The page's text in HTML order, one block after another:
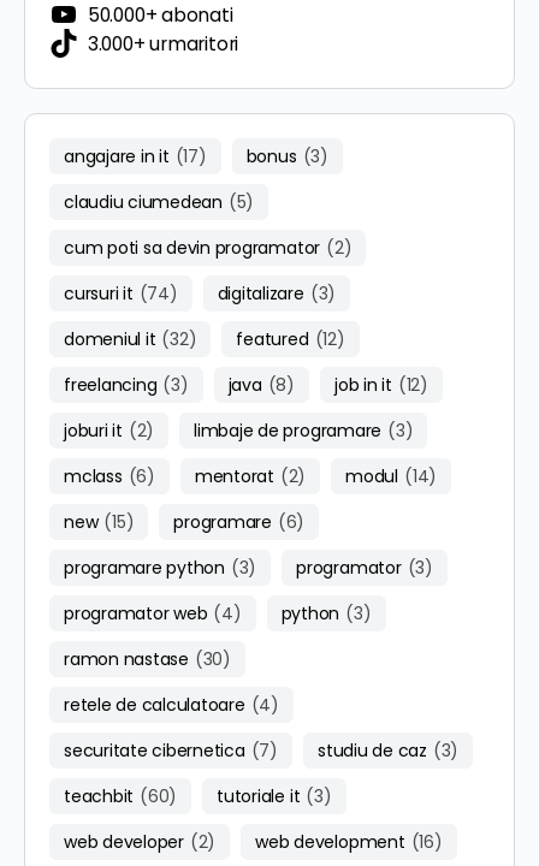
50.000+ abonati
3.000+ urmaritori
angajare in it (17) bonus (3)
claudiu ciumedean (5)
cum poti sa devin programator (2)
cursuri it (74) digitalizare (3)
domeniul it (32) featured (12)
freelancing (3) java (8) job in it (12)
joburi it (2) limbaje de programare (3)
mclass (6) mentorat (2) modul (14)
new (15) programare (6)
programare python (3) programator (3)
programator web (4) python (3)
ramon nastase (30)
retele de calculatoare (4)
securitate cibernetica (7) studiu de caz (3)
teachbit (60) tutoriale it (3)
web developer (2) web development (16)